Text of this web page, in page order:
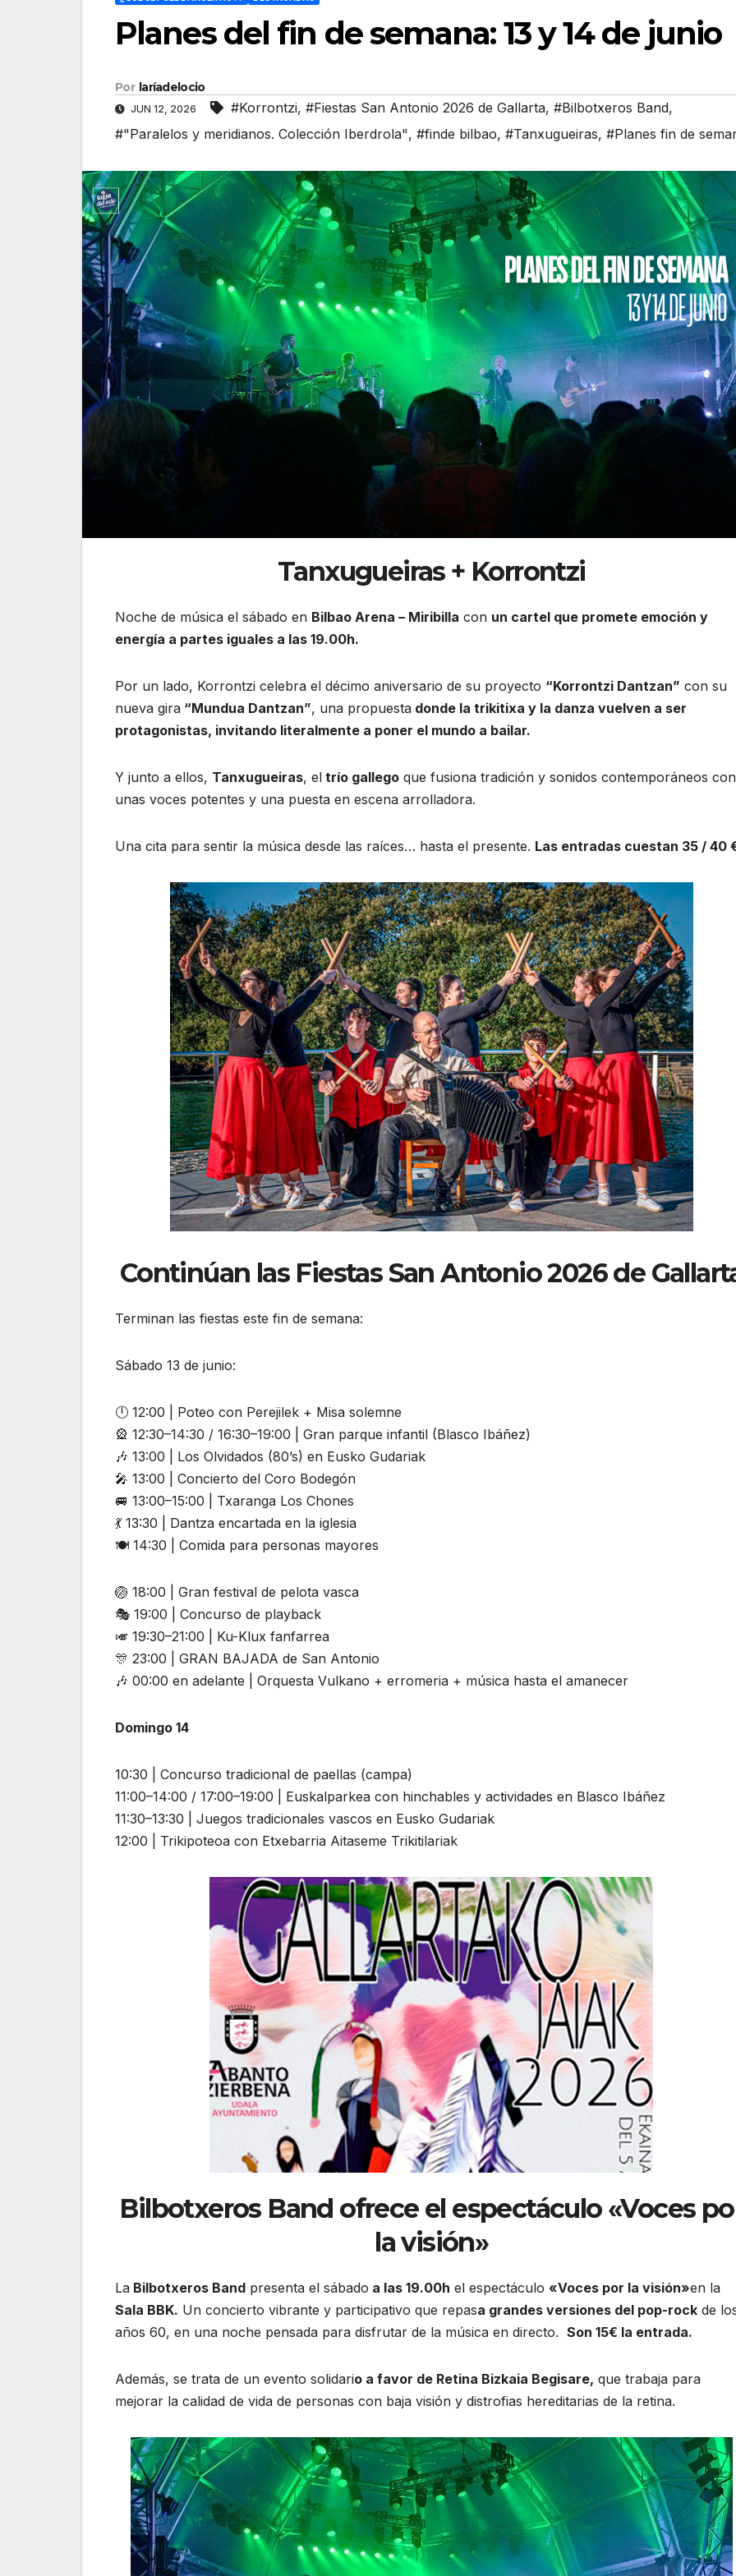
Planes del fin de semana: 13 y 14 de junio
Por laríadelocio
JUN 12, 2026 #Korrontzi, #Fiestas San Antonio 2026 de Gallarta, #Bilbotxeros Band,
#"Paralelos y meridianos. Colección Iberdrola", #finde bilbao, #Tanxugueiras, #Planes fin de
Tanxugueiras + Korrontzi
Noche de música el sábado en Bilbao Arena – Miribilla con un cartel que promete emoción y
energía a partes iguales a las 19.00h.
Por un lado, Korrontzi celebra el décimo aniversario de su proyecto “Korrontzi Dantzan” con su
nueva gira “Mundua Dantzan”, una propuesta donde la trikitixa y la danza vuelven a ser
protagonistas, invitando literalmente a poner el mundo a bailar.
Y junto a ellos, Tanxugueiras, el trío gallego que fusiona tradición y sonidos contemporáneos con
unas voces potentes y una puesta en escena arrolladora.
Una cita para sentir la música desde las raíces… hasta el presente. Las entradas cuestan 35 / 40
Continúan las Fiestas San Antonio 2026 de
Terminan las fiestas este fin de semana:
Sábado 13 de junio:
🕛 12:00 | Poteo con Perejilek + Misa solemne
🎡 12:30–14:30 / 16:30–19:00 | Gran parque infantil (Blasco Ibáñez)
🎶 13:00 | Los Olvidados (80’s) en Eusko Gudariak
🎤 13:00 | Concierto del Coro Bodegón
🚐 13:00–15:00 | Txaranga Los Chones
💃 13:30 | Dantza encartada en la iglesia
🍽️ 14:30 | Comida para personas mayores
🏐 18:00 | Gran festival de pelota vasca
🎭 19:00 | Concurso de playback
🎺 19:30–21:00 | Ku-Klux fanfarrea
🎊 23:00 | GRAN BAJADA de San Antonio
🎶 00:00 en adelante | Orquesta Vulkano + erromeria + música hasta el amanecer
Domingo 14
10:30 | Concurso tradicional de paellas (campa)
11:00–14:00 / 17:00–19:00 | Euskalparkea con hinchables y actividades en Blasco Ibáñez
11:30–13:30 | Juegos tradicionales vascos en Eusko Gudariak
12:00 | Trikipoteoa con Etxebarria Aitaseme Trikitilariak
Bilbotxeros Band ofrece el espectáculo «Voces
la visión»
La Bilbotxeros Band presenta el sábado a las 19.00h el espectáculo «Voces por la visión»en la
Sala BBK. Un concierto vibrante y participativo que repasa grandes versiones del pop-rock de
años 60, en una noche pensada para disfrutar de la música en directo. Son 15€ la entrada.
Además, se trata de un evento solidario a favor de Retina Bizkaia Begisare, que trabaja para
mejorar la calidad de vida de personas con baja visión y distrofias hereditarias de la retina.